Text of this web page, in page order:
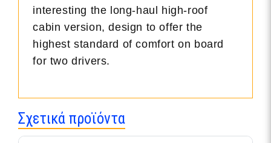
interesting the long-haul high-roof
cabin version, design to offer the
highest standard of comfort on board
for two drivers.
Σχετικά προϊόντα